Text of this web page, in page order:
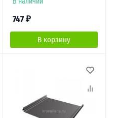
747 ₽
В корзину